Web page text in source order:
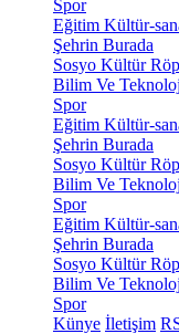
Spor
Eğitim Kültür-
Şehrin Burada
Sosyo Kültür
Bilim Ve
Spor
Eğitim Kültür-
Şehrin Burada
Sosyo Kültür
Bilim Ve
Spor
Eğitim Kültür-
Şehrin Burada
Sosyo Kültür
Bilim Ve
Spor
Künye İletişim